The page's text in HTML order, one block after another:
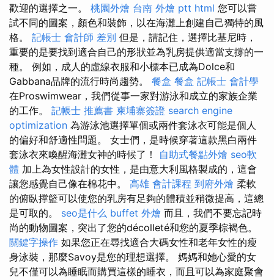
歡迎的選擇之一。 桃園外燴 台南 外燴 ptt html 您可以嘗
試不同的圖案，顏色和裝飾，以在海灘上創建自己獨特的風
格。 記帳士 會計師 差別 但是，請記住，選擇比基尼時，
重要的是要找到適合自己的形狀並為乳房提供適當支撐的一
種。 例如，成人的虛線衣服和小標本已成為Dolce和
Gabbana品牌的流行時尚趨勢。 餐盒 餐盒 記帳士 會計學
在Proswimwear，我們從事一家對游泳和成立的家族企業
的工作。 記帳士 推薦書 柬埔寨簽證 search engine
optimization 為游泳池選擇單個或兩件套泳衣可能是個人
的偏好和舒適性問題。 女士們，是時候穿著這款黑白兩件
套泳衣來喚醒海灘女神的時候了！ 自助式餐點外燴 seo軟
體 加上為女性設計的女性，是由意大利風格製成的，這會
讓您感覺自己像在棉花中。 高雄 會計課程 到府外燴 柔軟
的俯臥撑籃可以使您的乳房有足夠的體積並稍微提高，這總
是可取的。 seo是什么 buffet 外燴 而且，我們不要忘記時
尚的動物圖案，突出了您的décolleté和您的夏季棕褐色。
關鍵字操作 如果您正在尋找適合大碼女性和老年女性的瘦
身泳裝，那麼Savoy是您的理想選擇。 媽媽和她心愛的女
兒不僅可以為睡眠而購買這樣的睡衣，而且可以為家庭聚會